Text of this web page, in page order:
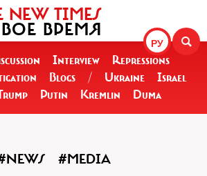
РУ
NEW TIMES
ВРЕМЯ
Interview
Repressions
Blogs / Ukraine
Israel
Putin Kremlin Duma
#MEDIA